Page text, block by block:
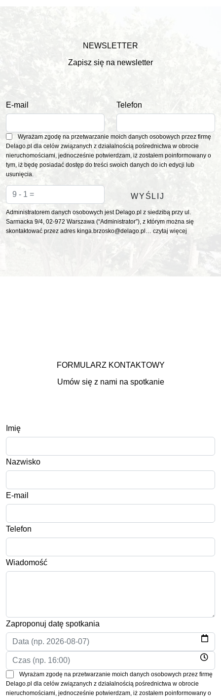
NEWSLETTER
Zapisz się na newsletter
E-mail Telefon
Wyrażam zgodę na przetwarzanie moich danych osobowych przez firmę
Delago.pl dla celów związanych z działalnością pośrednictwa w obrocie
nieruchomościami, jednocześnie potwierdzam, iż zostałem poinformowany o
tym, iż będę posiadać dostęp do treści swoich danych do ich edycji lub
usunięcia.
Administratorem danych osobowych jest Delago.pl z siedzibą przy ul.
Sarmacka 9/4, 02-972 Warszawa (“Administrator”), z którym można się
skontaktować przez adres kinga.brzosko@delago.pl… czytaj więcej
FORMULARZ KONTAKTOWY
Umów się z nami na spotkanie
Imię
Nazwisko
E-mail
Telefon
Wiadomość
Zaproponuj datę spotkania
Wyrażam zgodę na przetwarzanie moich danych osobowych przez firmę
Delago.pl dla celów związanych z działalnością pośrednictwa w obrocie
nieruchomościami, jednocześnie potwierdzam, iż zostałem poinformowany o